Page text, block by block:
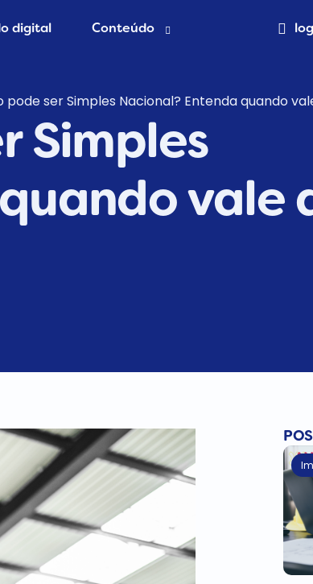
digital Conteúdo
Blog Contábil
Abertura de empresa
Contabilidade Online
pode ser Simples Nacional? Entenda quando
Simples
vale